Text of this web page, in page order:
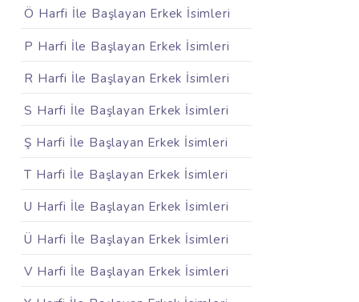
Ö Harfi İle Başlayan Erkek İsimleri
P Harfi İle Başlayan Erkek İsimleri
R Harfi İle Başlayan Erkek İsimleri
S Harfi İle Başlayan Erkek İsimleri
Ş Harfi İle Başlayan Erkek İsimleri
T Harfi İle Başlayan Erkek İsimleri
U Harfi İle Başlayan Erkek İsimleri
Ü Harfi İle Başlayan Erkek İsimleri
V Harfi İle Başlayan Erkek İsimleri